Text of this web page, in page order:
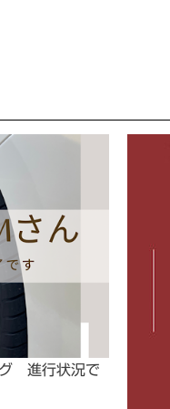
進行状況で